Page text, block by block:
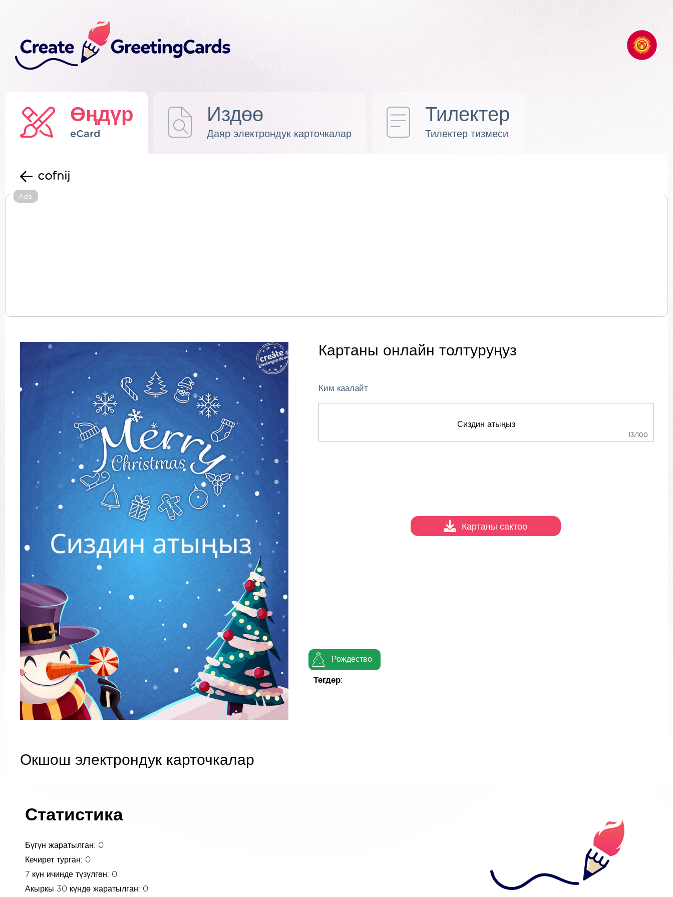
Өңдүр
eCard
Издөө
Даяр электрондук карточкалар
Тилектер
Тилектер тизмеси
cofnij
Ads
Картаны онлайн толтуруңуз
Ким каалайт
13/100
Рождество
Тегдер:
Картаны сактоо
Окшош электрондук карточкалар
Статистика
Бүгүн жаратылган: 0
Кечирет турган: 0
7 күн ичинде түзүлгөн: 0
Акыркы 30 күндө жаратылган: 0